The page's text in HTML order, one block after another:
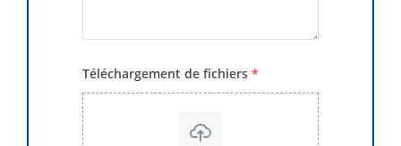
Téléchargement de fichiers *